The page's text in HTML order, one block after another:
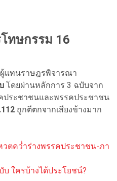
ทษกรรม 16
แทนราษฎรพิจารณา
โดยผ่านหลักการ 3 ฉบับจาก
ประชาชนและพรรคประชาชน
ถูกตีตกจากเสียงข้างมาก
ตคว่ำร่างพรรคประชาชน-ภา
ใครบ้างได้ประโยชน์?